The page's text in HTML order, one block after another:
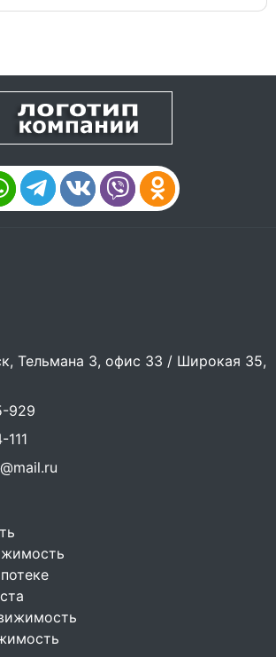
Тельмана 3, офис 33 / Широкая 35,
929